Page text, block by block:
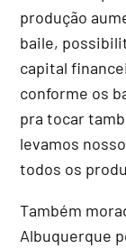
produção
baile,
capital
conforme os
pra tocar
levamos
todos os
Também
Albuquerque